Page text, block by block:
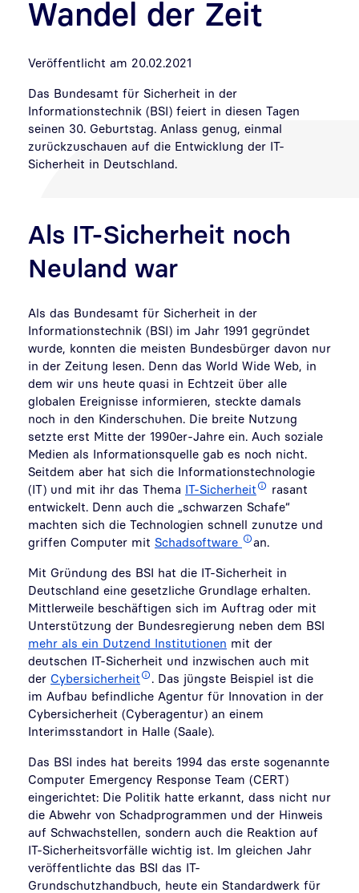
Wandel der Zeit
Veröffentlicht am 20.02.2021
Das Bundesamt für Sicherheit in der
Informationstechnik (BSI) feiert in diesen Tagen
seinen 30. Geburtstag. Anlass genug, einmal
zurückzuschauen auf die Entwicklung der IT-
Sicherheit in Deutschland.
Als IT-Sicherheit noch
Neuland war
Als das Bundesamt für Sicherheit in der
Informationstechnik (BSI) im Jahr 1991 gegründet
wurde, konnten die meisten Bundesbürger davon nur
in der Zeitung lesen. Denn das World Wide Web, in
dem wir uns heute quasi in Echtzeit über alle
globalen Ereignisse informieren, steckte damals
noch in den Kinderschuhen. Die breite Nutzung
setzte erst Mitte der 1990er-Jahre ein. Auch soziale
Medien als Informationsquelle gab es noch nicht.
Seitdem aber hat sich die Informationstechnologie
(IT) und mit ihr das Thema IT-Sicherheit
rasant
entwickelt. Denn auch die „schwarzen Schafe“
machten sich die Technologien schnell zunutze und
griffen Computer mit Schadsoftware an.
Mit Gründung des BSI hat die IT-Sicherheit in
Deutschland eine gesetzliche Grundlage erhalten.
Mittlerweile beschäftigen sich im Auftrag oder mit
Unterstützung der Bundesregierung neben dem BSI
mehr als ein Dutzend Institutionen mit der
deutschen IT-Sicherheit und inzwischen auch mit
der Cybersicherheit
. Das jüngste Beispiel ist die
im Aufbau befindliche Agentur für Innovation in der
Cybersicherheit (Cyberagentur) an einem
Interimsstandort in Halle (Saale).
Das BSI indes hat bereits 1994 das erste sogenannte
Computer Emergency Response Team (CERT)
eingerichtet: Die Politik hatte erkannt, dass nicht nur
die Abwehr von Schadprogrammen und der Hinweis
auf Schwachstellen, sondern auch die Reaktion auf
IT-Sicherheitsvorfälle wichtig ist. Im gleichen Jahr
veröffentlichte das BSI das IT-
Grundschutzhandbuch, heute ein Standardwerk für